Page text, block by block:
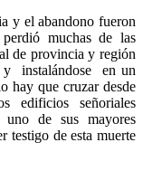
y el abandono fueron
muchas de las
de provincia y región
y instalándose en un
hay que cruzar desde
edificios señoriales
de sus mayores
testigo de esta muerte